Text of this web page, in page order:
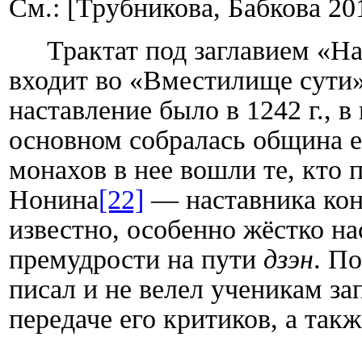
См.: [Трубникова, Бабкова
Трактат под заглавием
входит во «Вместилище
наставление было в 1242 г.,
основном собралась община
монахов в нее вошли те, кто
Нонина[22] — наставника
известно, особенно жёстко
премудрости на пути дзэн.
писал и не велел ученикам
передаче его критиков, а